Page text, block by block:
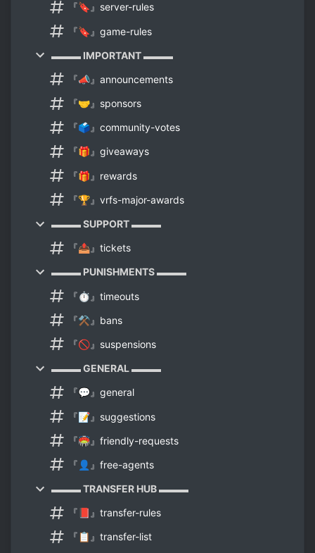
『🔖』server-rules
『🔖』game-rules
▬▬▬ IMPORTANT ▬▬▬
『📣』announcements
『🤝』sponsors
『🗳️』community-votes
『🎁』giveaways
『🎁』rewards
『🏆』vrfs-major-awards
▬▬▬ SUPPORT ▬▬▬
『📤』tickets
▬▬▬ PUNISHMENTS ▬▬▬
『⏱️』timeouts
『⚒️』bans
『🚫』suspensions
▬▬▬ GENERAL ▬▬▬
『💬』general
『📝』suggestions
『🏟️』friendly-requests
『👤』free-agents
▬▬▬ TRANSFER HUB ▬▬▬
『📕』transfer-rules
『📋』transfer-list